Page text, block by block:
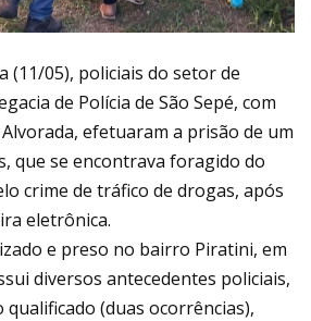
(11/05), policiais do setor de
de Polícia de São Sepé, com
efetuaram a prisão de um
que se encontrava foragido do
crime de tráfico de drogas, após
eletrônica.
e preso no bairro Piratini, em
diversos antecedentes policiais,
(duas ocorrências),